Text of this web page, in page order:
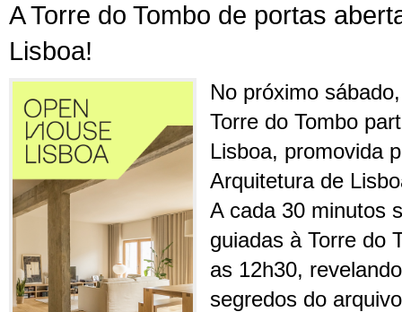
A Torre do Tombo de portas
Lisboa!
No próximo
Torre do Tombo
Lisboa, promovida
Arquitetura de
A cada 30 minutos
guiadas à Torre do
as 12h30,
segredos do